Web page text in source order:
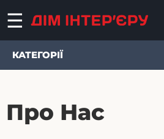
КАТЕГОРІЇ
Про Нас